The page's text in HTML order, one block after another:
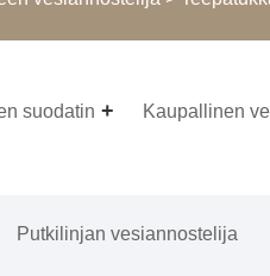
suodatin Kaupallinen
Putkilinjan vesiannostelija